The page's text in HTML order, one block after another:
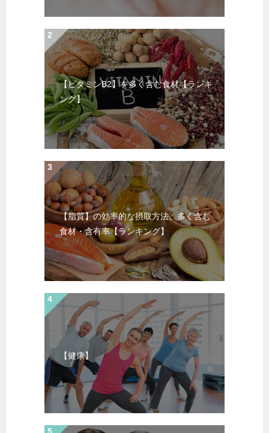
【ビタミンB2】を多く含む食材【ランキ
ング】
【脂質】の効率的な摂取方法、多く含む
食材・含有率【ランキング】
【健康】